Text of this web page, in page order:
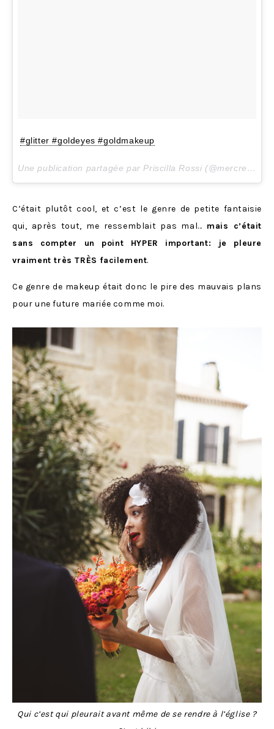
#glitter #goldeyes #goldmakeup
Une publication partagée par Priscilla Rossi (@mercredieblog) le
C’était plutôt cool, et c’est le genre de petite fantaisie
qui, après tout, me ressemblait pas mal… mais c’était
sans compter un point HYPER important: je pleure
vraiment très TRÈS facilement.
Ce genre de makeup était donc le pire des mauvais plans
pour une future mariée comme moi.
Qui c’est qui pleurait avant même de se rendre à l’église ?